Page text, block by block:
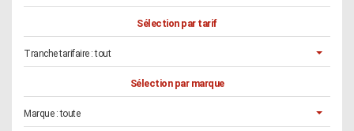
Sélection par tarif
Tranche tarifaire :tout
Sélection par marque
Marque :toute